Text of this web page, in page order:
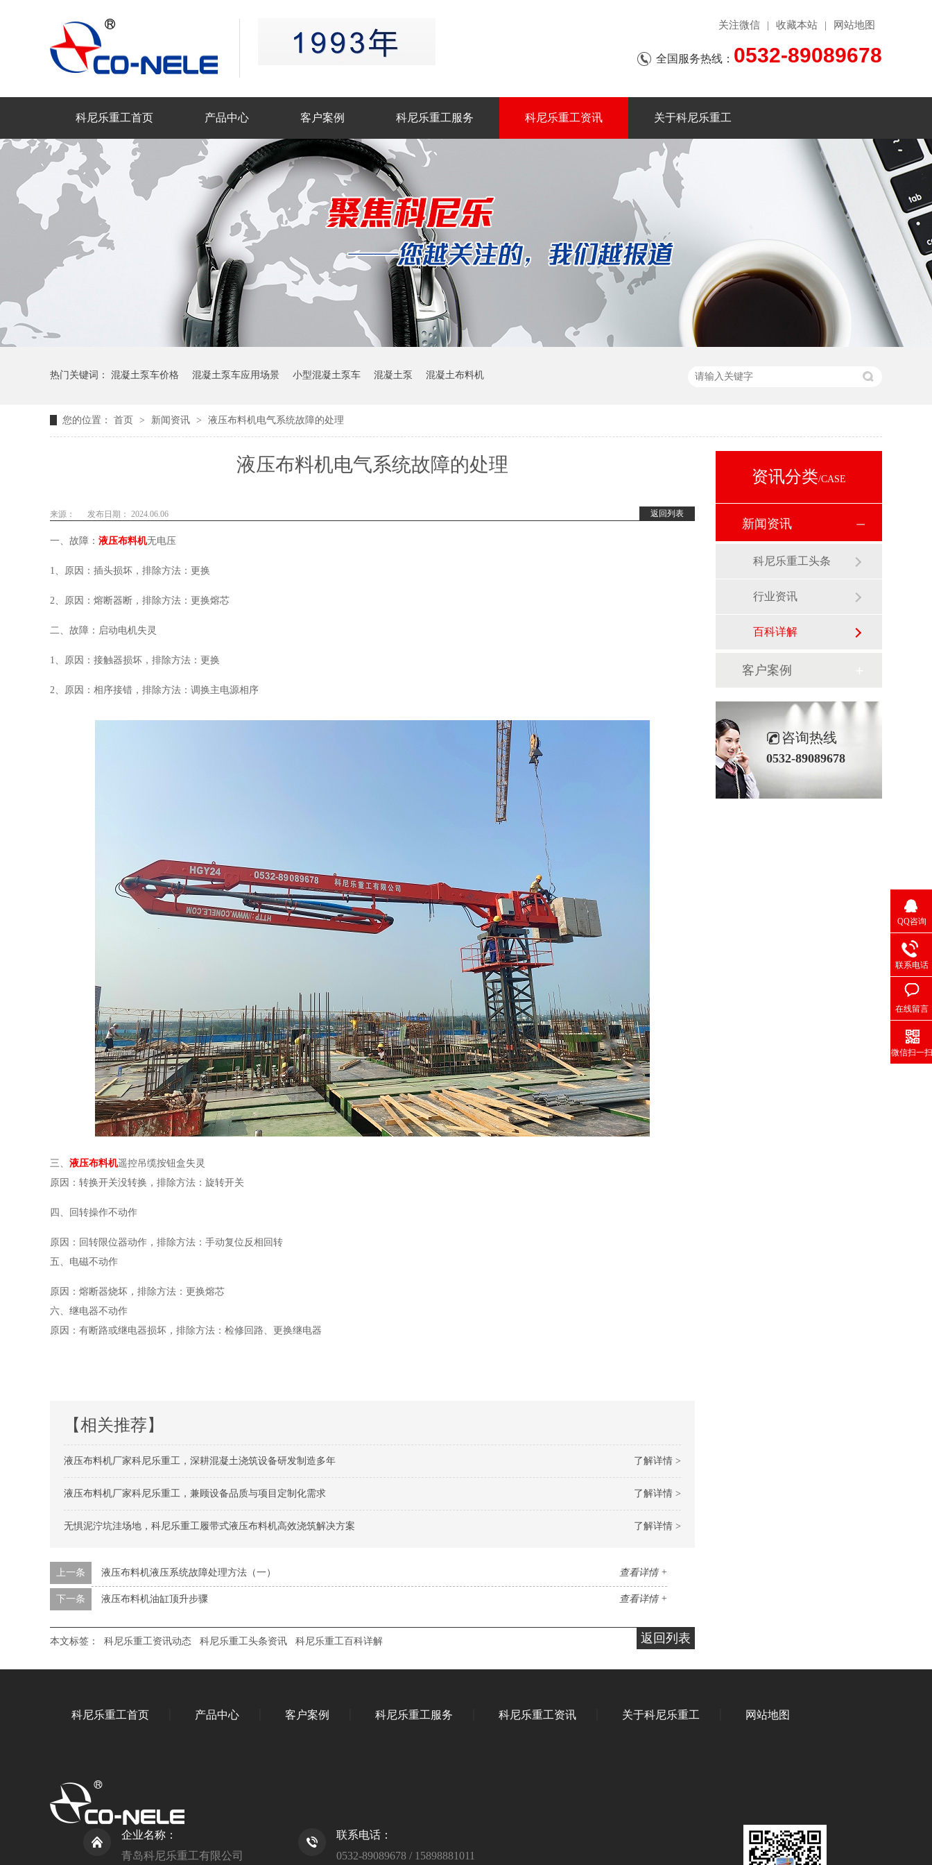
关注微信 收藏本站 网站地图
全国服务热线： 0532-89089678
科尼乐重工首页 产品中心 客户案例 科尼乐重工服务 科尼乐重工资讯 关于科尼乐重工
联系科尼乐重工
热门关键词： 混凝土泵车价格 混凝土泵车应用场景 小型混凝土泵车 混凝土泵 混凝土布料机
您的位置： 首页 > 新闻资讯 > 液压布料机电气系统故障的处理
液压布料机电气系统故障的处理
返回列表
来源： 发布日期： 2024.06.06
一、故障： 液压布料机无电压
1、原因：插头损坏，排除方法：更换
2、原因：熔断器断，排除方法：更换熔芯
二、故障：启动电机失灵
1、原因：接触器损坏，排除方法：更换
2、 原因：相序接错，排除方法：调换主电源相序
三、 液压布料机遥控吊缆按钮盒失灵
原因： 转换开关没转换 ，排除方法： 旋转开关
四、 回转操作不动作
原因： 回转限位器动作 ，排除方法： 手动复位反相回转
五、 电磁不动作
原因： 熔断器烧坏 ，排除方法： 更换熔芯
六、 继电器不动作
原因：有断路或继电器损坏，排除方法：检修回路、更换继电器
【相关推荐】
了解详情 >
液压布料机厂家科尼乐重工，深耕混凝土浇筑设备研发制造多年
了解详情 >
液压布料机厂家科尼乐重工，兼顾设备品质与项目定制化需求
了解详情 >
无惧泥泞坑洼场地，科尼乐重工履带式液压布料机高效浇筑解决方案
查看详情 +
上一条 液压布料机液压系统故障处理方法（一）
查看详情 +
下一条 液压布料机油缸顶升步骤
返回列表
本文标签： 科尼乐重工资讯动态 科尼乐重工头条资讯 科尼乐重工百科详解
资讯分类/CASE
新闻资讯
科尼乐重工头条
行业资讯
百科详解
客户案例
咨询热线
0532-89089678
科尼乐重工首页 产品中心 客户案例 科尼乐重工服务 科尼乐重工资讯 关于科尼乐重工 网站地图
企业名称：
青岛科尼乐重工有限公司
联系电话：
0532-89089678 / 15898881011
QQ咨询
联系电话
在线留言
微信扫一扫